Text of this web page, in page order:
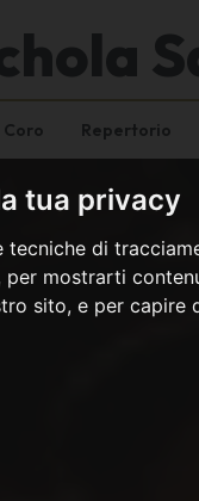
tua privacy
tecniche di
mostrarti
sito, e per capire
Coro Repertorio